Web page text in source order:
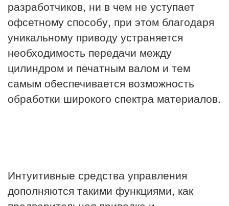
разработчиков, ни в чем не уступает
офсетному способу, при этом благодаря
уникальному приводу устраняется
необходимость передачи между
цилиндром и печатным валом и тем
самым обеспечивается возможность
обработки широкого спектра материалов.
Интуитивные средства управления
дополняются такими функциями, как